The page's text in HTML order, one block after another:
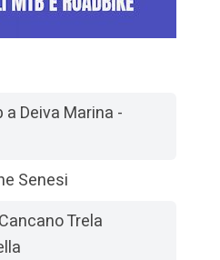
Deiva Marina -
Senesi
Trela